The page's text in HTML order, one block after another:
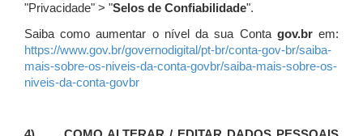
"Privacidade" > "Selos de Confiabilidade".
Saiba como aumentar o nível da sua Conta gov.brem:
https://www.gov.br/governodigital/pt-br/conta-gov-br/saiba-
mais-sobre-os-niveis-da-conta-govbr/saiba-mais-sobre-os-
niveis-da-conta-govbr